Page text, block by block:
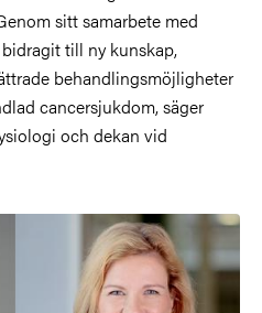
sitt samarbete med
till ny kunskap,
behandlingsmöjligheter
cancersjukdom, säger
och dekan vid